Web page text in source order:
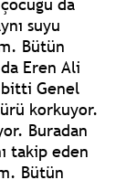
suyu
Bütün
Eren Ali
bitti Genel
korkuyor.
Buradan
takip eden
Bütün